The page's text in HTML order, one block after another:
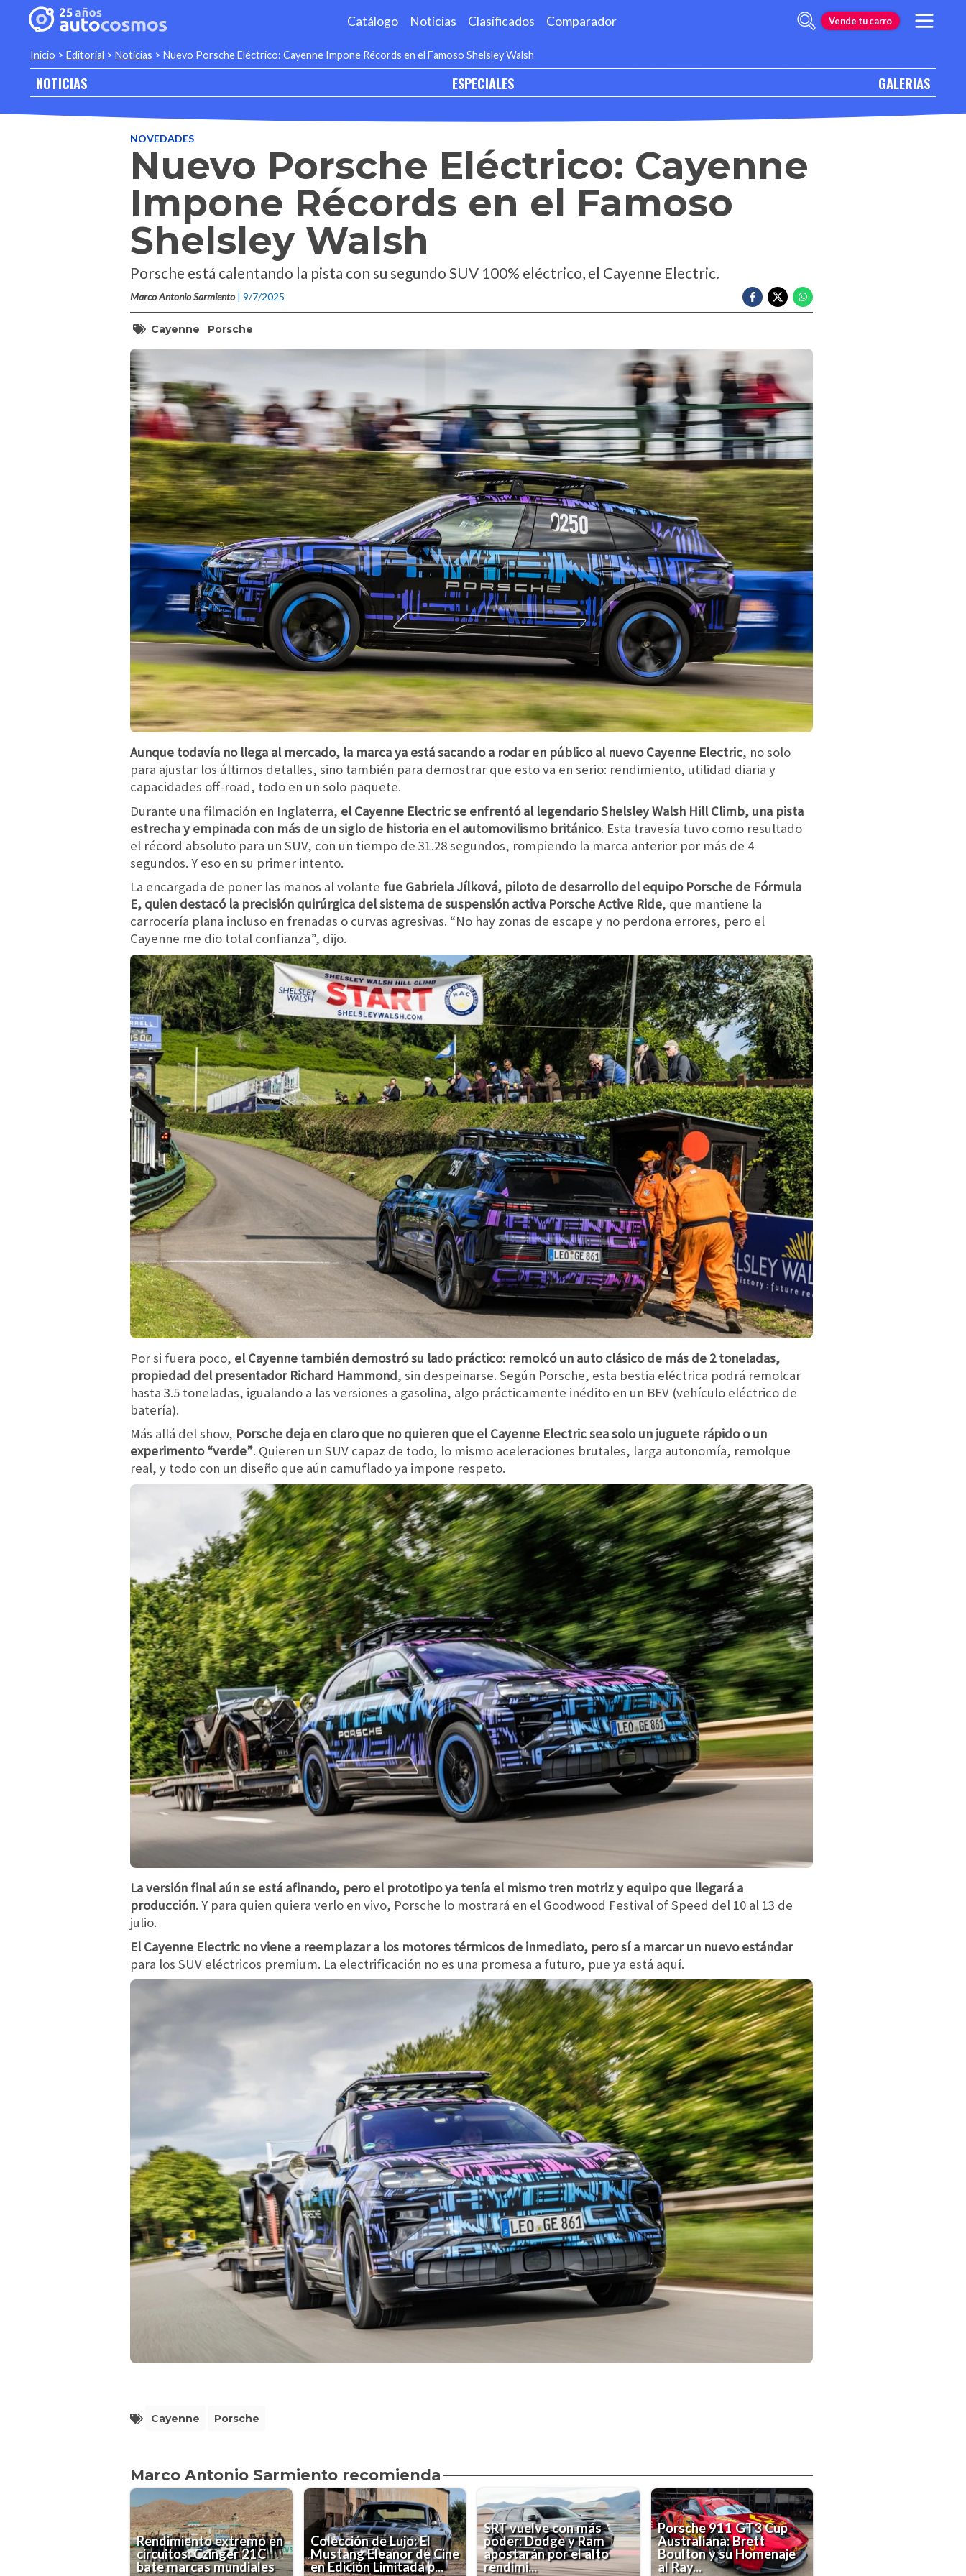
Catálogo Noticias Clasificados Comparador Vende tu carro
Inicio > Editorial > Noticias > Nuevo Porsche Eléctrico: Cayenne Impone Récords en el Famoso Shelsley Walsh
NOTICIAS ESPECIALES GALERIAS
NOVEDADES
Nuevo Porsche Eléctrico: Cayenne
Impone Récords en el Famoso
Shelsley Walsh
Porsche está calentando la pista con su segundo SUV 100% eléctrico, el Cayenne Electric.
Marco Antonio Sarmiento | 9/7/2025
Cayenne Porsche
Aunque todavía no llega al mercado, la marca ya está sacando a rodar en público al nuevo Cayenne Electric, no solo
para ajustar los últimos detalles, sino también para demostrar que esto va en serio: rendimiento, utilidad diaria y
capacidades off-road, todo en un solo paquete.
Durante una filmación en Inglaterra, el Cayenne Electric se enfrentó al legendario Shelsley Walsh Hill Climb, una pista
estrecha y empinada con más de un siglo de historia en el automovilismo británico. Esta travesía tuvo como resultado
el récord absoluto para un SUV, con un tiempo de 31.28 segundos, rompiendo la marca anterior por más de 4
segundos. Y eso en su primer intento.
La encargada de poner las manos al volante fue Gabriela Jílková, piloto de desarrollo del equipo Porsche de Fórmula
E, quien destacó la precisión quirúrgica del sistema de suspensión activa Porsche Active Ride, que mantiene la
carrocería plana incluso en frenadas o curvas agresivas. “No hay zonas de escape y no perdona errores, pero el
Cayenne me dio total confianza”, dijo.
Por si fuera poco, el Cayenne también demostró su lado práctico: remolcó un auto clásico de más de 2 toneladas,
propiedad del presentador Richard Hammond, sin despeinarse. Según Porsche, esta bestia eléctrica podrá remolcar
hasta 3.5 toneladas, igualando a las versiones a gasolina, algo prácticamente inédito en un BEV (vehículo eléctrico de
batería).
Más allá del show, Porsche deja en claro que no quieren que el Cayenne Electric sea solo un juguete rápido o un
experimento “verde”. Quieren un SUV capaz de todo, lo mismo aceleraciones brutales, larga autonomía, remolque
real, y todo con un diseño que aún camuflado ya impone respeto.
La versión final aún se está afinando, pero el prototipo ya tenía el mismo tren motriz y equipo que llegará a
producción. Y para quien quiera verlo en vivo, Porsche lo mostrará en el Goodwood Festival of Speed del 10 al 13 de
julio.
El Cayenne Electric no viene a reemplazar a los motores térmicos de inmediato, pero sí a marcar un nuevo estándar
para los SUV eléctricos premium. La electrificación no es una promesa a futuro, pue ya está aquí.
Cayenne Porsche
Marco Antonio Sarmiento recomienda
Rendimiento extremo en
circuitos: Czinger 21C
bate marcas mundiales
Colección de Lujo: El
Mustang Eleanor de Cine
en Edición Limitada p...
SRT vuelve con más
poder: Dodge y Ram
apostarán por el alto
rendimi...
Porsche 911 GT3 Cup
Australiana: Brett
Boulton y su Homenaje
al Ray...